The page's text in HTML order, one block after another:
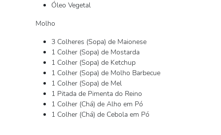
Óleo Vegetal
Molho
3 Colheres (Sopa) de Maionese
1 Colher (Sopa) de Mostarda
1 Colher (Sopa) de Ketchup
1 Colher (Sopa) de Molho Barbecue
1 Colher (Sopa) de Mel
1 Pitada de Pimenta do Reino
1 Colher (Chá) de Alho em Pó
1 Colher (Chá) de Cebola em Pó